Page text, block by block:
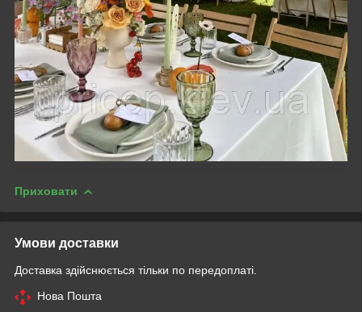
Приховати
Умови доставки
Доставка здійснюється тільки по передоплаті.
Нова Пошта